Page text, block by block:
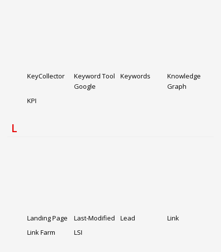
KeyCollector
Keyword Tool
Google
Keywords
Knowledge
Graph
KPI
L
Landing Page Last-Modified Lead
Link
Link Farm
LSI